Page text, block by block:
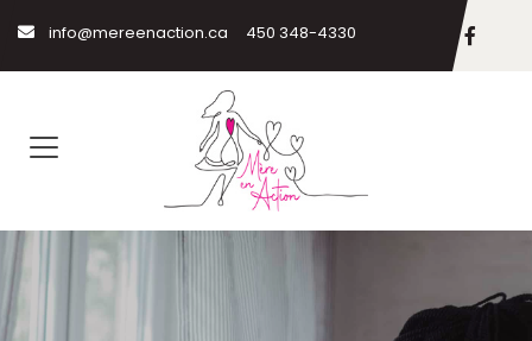
info@mereenaction.ca 450 348-4330